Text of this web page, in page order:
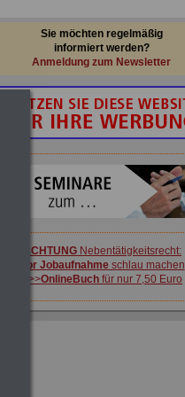
Sie möchten regelmäßig
informiert werden?
Anmeldung zum Newsletter
ACHTUNG Nebentätigkeitsrecht:
vor Jobaufnahmeschlau machen
>>>OnlineBuch für nur 7,50 Euro